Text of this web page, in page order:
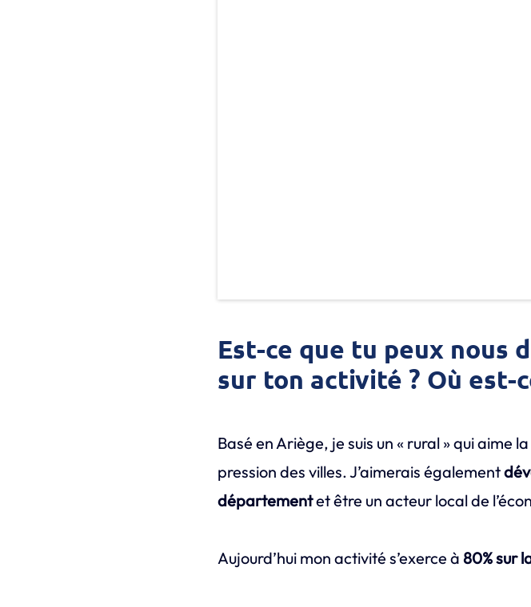
Est-ce que tu peux nous
sur ton activité ? Où est-
Basé en Ariège, je suis un « rural » qui aime
pression des villes. J’aimerais également
départementet être un acteur local de
Aujourd’hui mon activité s’exerce à 80% sur